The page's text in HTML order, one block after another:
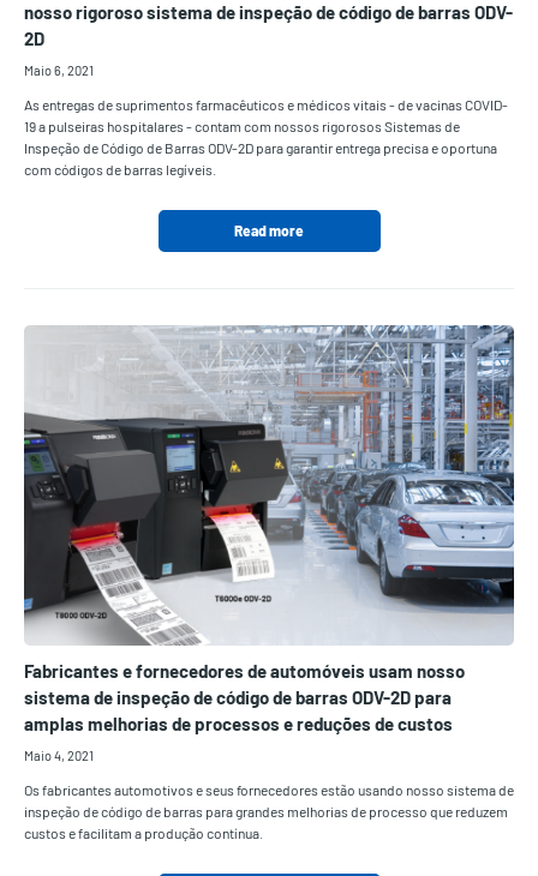
nosso rigoroso sistema de inspeção de código de barras ODV-
2D
Maio 6, 2021
As entregas de suprimentos farmacêuticos e médicos vitais - de vacinas COVID-
19 a pulseiras hospitalares - contam com nossos rigorosos Sistemas de
Inspeção de Código de Barras ODV-2D para garantir entrega precisa e oportuna
com códigos de barras legíveis.
Read more
Fabricantes e fornecedores de automóveis usam nosso
sistema de inspeção de código de barras ODV-2D para
amplas melhorias de processos e reduções de custos
Maio 4, 2021
Os fabricantes automotivos e seus fornecedores estão usando nosso sistema de
inspeção de código de barras para grandes melhorias de processo que reduzem
custos e facilitam a produção contínua.